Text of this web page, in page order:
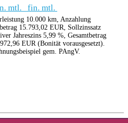
mtl. fin. mtl.
10.000 km, Anzahlung
15.793,02 EUR, Sollzinssatz
Jahreszins 5,99 %, Gesamtbetrag
EUR (Bonität vorausgesetzt).
gem. PAngV.